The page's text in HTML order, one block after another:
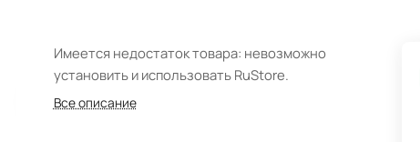
Имеется недостаток товара: невозможно
установить и использовать RuStore.
Все описание